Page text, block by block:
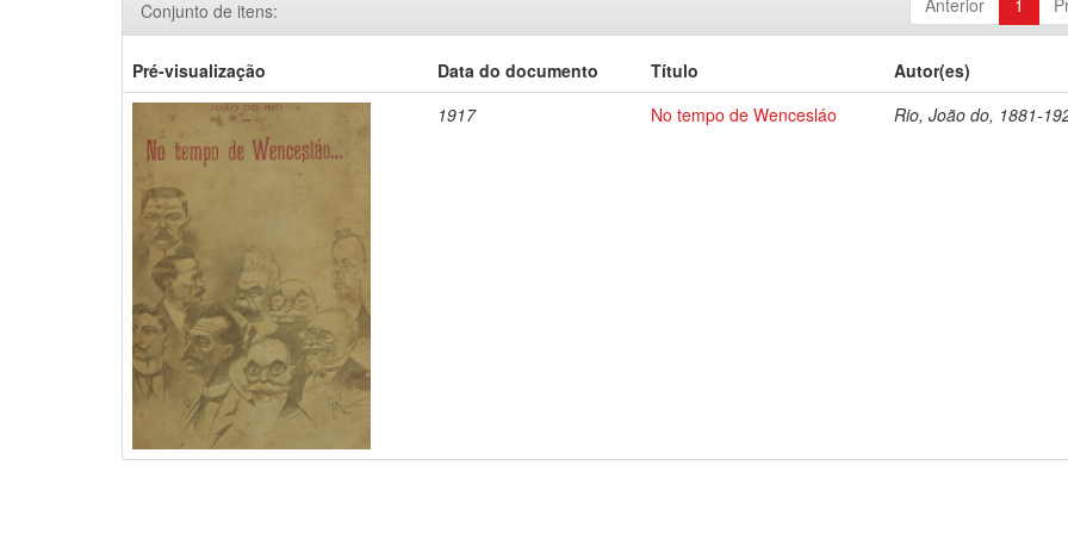
Anterior 1
Conjunto de itens:
Pré-visualização Data do documento Título
Autor(es)
1917
No tempo de Wencesláo Rio, João do, 1881-